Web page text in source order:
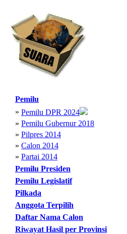
Pemilu
» Pemilu DPR 2024
» Pemilu Gubernur 2018
» Pilpres 2014
» Calon 2014
» Partai 2014
Pemilu Presiden
Pemilu Legislatif
Pilkada
Anggota Terpilih
Daftar Nama Calon
Riwayat Hasil per Provinsi